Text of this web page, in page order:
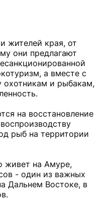
жителей края, от
они предлагают
а вместе с
охотникам и рыбакам,
на восстановление
рыб на территории
живет на Амуре,
- один из важных
Дальнем Востоке, в